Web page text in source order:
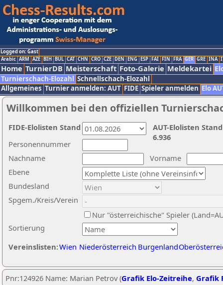
Logged on: Gast
Arabic ARM AZE BIH BUL CAT CHN CRO CZE DEN ENG ESP FAI FIN FRA GER GRE INA
Home TurnierDB Meisterschaft Foto-Galerie Meldekartei
Turnierschach-Elozahl Schnellschach-Elozahl
Allgemeines Turnier anmelden: AUT FIDE Spieler anmelden Elo
Willkommen bei den offiziellen
Nachname
Vorname
Ebene
Sortierung
Personennummer
Bundesland
Spgem./Kreis/Verein
Nur "österreichische" Spieler
Vereinslisten:Wien Niederösterreich Burgenland
AUT-Elolisten
6.936
FIDE-Elolisten Stand
Pnr:124926 Name: Marian Petrov (Grafik Elo-Zeitreihe, Grafik